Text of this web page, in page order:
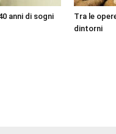
anni di sogni
Tra le
dintorni